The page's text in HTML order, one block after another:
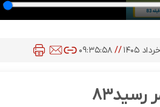
// ۰۹:۳۵:۵۸